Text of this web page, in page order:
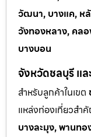
วัฒนา, บางแค, ห
วังทองหลาง, คล
บางบอน
จังหวัดชลบุรี แ
สำหรับลูกค้าในเขต
แหล่งท่องเที่ยวสำ
บางละมุง, พานท